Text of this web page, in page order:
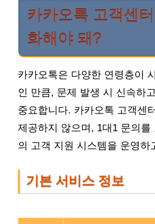
카카오톡 고객센
화해야 돼?
카카오톡은 다양한 연령층이
인 만큼, 문제 발생 시 신속하
중요합니다. 카카오톡 고객센
제공하지 않으며, 1대1 문의를
의 고객 지원 시스템을 운영하
기본 서비스 정보